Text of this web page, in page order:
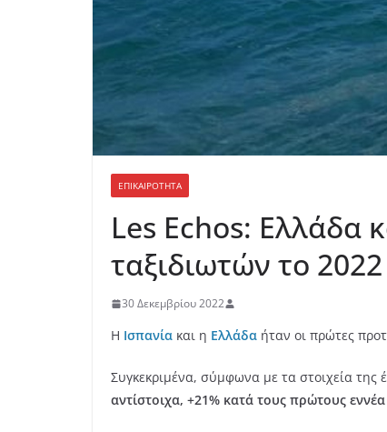
ΕΠΙΚΑΙΡΟΤΗΤΑ
Les Echos: Ελλάδα
ταξιδιωτών το 2022
30 Δεκεμβρίου 2022
Η Ισπανία και η Ελλάδα ήταν οι πρώτες
Συγκεκριμένα, σύμφωνα με τα στοιχεία της
αντίστοιχα, +21% κατά τους πρώτους